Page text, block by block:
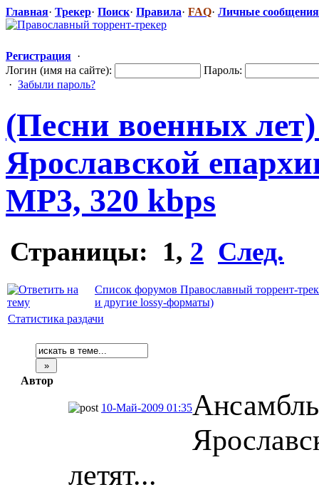
Главная· Трекер· Поиск· Правила· FAQ· Личные сообщения
Регистрация ·
Логин (имя на сайте):
Пароль:
· Забыли пароль?
(Песни военных
Ярославской
MP3, 320 kbps
Страницы: 1, 2 След.
Список форумов Православный торрент-
и другие lossy-форматы)
Статистика раздачи
Автор
10-Май-2009 01:35
летят...